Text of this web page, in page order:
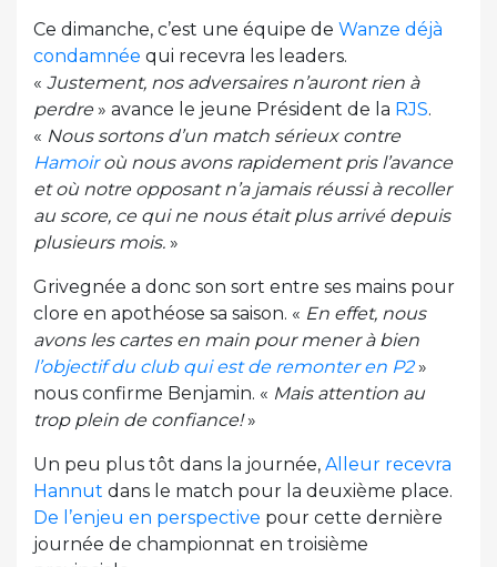
Ce dimanche, c’est une équipe de Wanze déjà
condamnée qui recevra les leaders.
« Justement, nos adversaires n’auront rien à
perdre» avance le jeune Président de la RJS.
« Nous sortons d’un match sérieux contre
Hamoiroù nous avons rapidement pris l’avance
et où notre opposant n’a jamais réussi à recoller
au score, ce qui ne nous était plus arrivé depuis
plusieurs mois. »
Grivegnée a donc son sort entre ses mains pour
clore en apothéose sa saison. « En effet, nous
avons les cartes en main pour mener à bien
l’objectif du club qui est de remonter en P2»
nous confirme Benjamin. « Mais attention au
trop plein de confiance!»
Un peu plus tôt dans la journée, Alleur recevra
Hannut dans le match pour la deuxième place.
De l’enjeu en perspective pour cette dernière
journée de championnat en troisième